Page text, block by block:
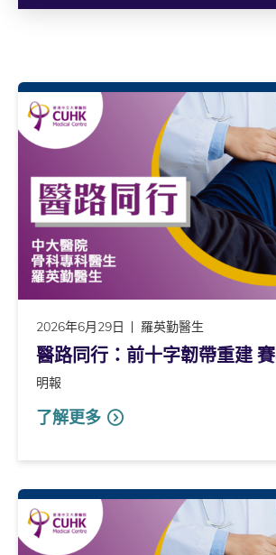
2026年6月29日 羅英勤醫生
醫路同行：前十字韌帶重建
明報
了解更多